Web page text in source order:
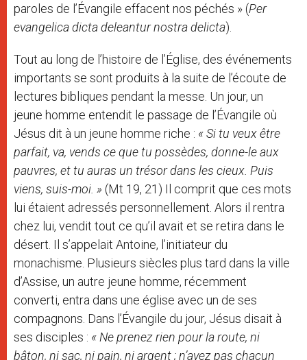
paroles de l’Évangile effacent nos péchés » (Per
evangelica dicta deleantur nostra delicta).
Tout au long de l’histoire de l’Église, des événements
importants se sont produits à la suite de l’écoute de
lectures bibliques pendant la messe. Un jour, un
jeune homme entendit le passage de l’Évangile où
Jésus dit à un jeune homme riche : « Si tu veux être
parfait, va, vends ce que tu possèdes, donne-le aux
pauvres, et tu auras un trésor dans les cieux. Puis
viens, suis-moi. » (Mt 19, 21) Il comprit que ces mots
lui étaient adressés personnellement. Alors il rentra
chez lui, vendit tout ce qu’il avait et se retira dans le
désert. Il s’appelait Antoine, l’initiateur du
monachisme. Plusieurs siècles plus tard dans la ville
d’Assise, un autre jeune homme, récemment
converti, entra dans une église avec un de ses
compagnons. Dans l’Évangile du jour, Jésus disait à
ses disciples : « Ne prenez rien pour la route, ni
bâton, ni sac, ni pain, ni argent ; n’ayez pas chacun